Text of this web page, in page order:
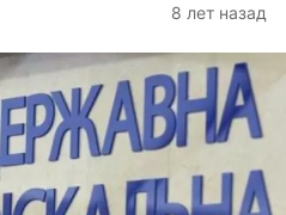
8 лет назад